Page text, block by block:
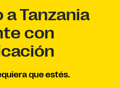
a Tanzania
con
que estés.